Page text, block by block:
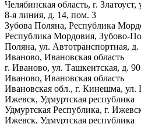
Челябинская область, г.
8-я линия, д. 14, пом. 3
Зубова Поляна, Республика
Республика Мордовия, Зубово-
Поляна, ул. Автотранспортная,
Иваново, Ивановская область
г. Иваново, ул. Ташкентская, д. 90
Иваново, Ивановская область
Ивановская обл., г. Кинешма, ул.
Ижевск, Удмуртская республика
Удмуртская Республика, г.
Ижевск, Удмуртская республика